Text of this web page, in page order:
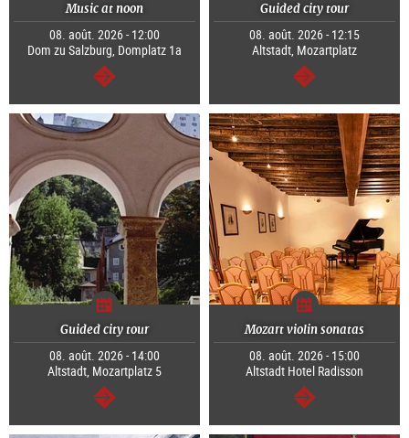
Music at noon
08. août. 2026 - 12:00
Dom zu Salzburg, Domplatz 1a
Continuer
Guided city tour
08. août. 2026 - 12:15
Altstadt, Mozartplatz
Continuer
Guided city tour
08. août. 2026 - 14:00
Altstadt, Mozartplatz 5
Continuer
Mozart violin sonatas
08. août. 2026 - 15:00
Altstadt Hotel Radisson
Continuer